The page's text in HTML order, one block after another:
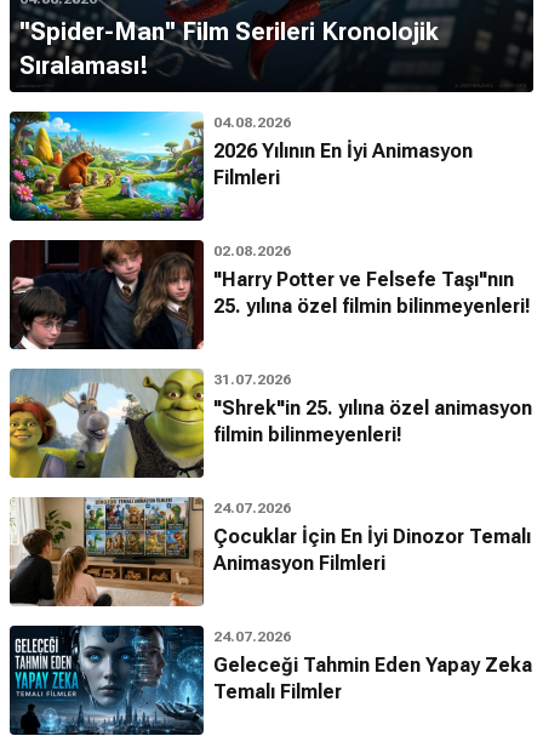
''Spider-Man'' Film Serileri Kronolojik
Sıralaması!
04.08.2026
2026 Yılının En İyi Animasyon
Filmleri
02.08.2026
"Harry Potter ve Felsefe Taşı"nın
25. yılına özel filmin bilinmeyenleri!
31.07.2026
"Shrek"in 25. yılına özel animasyon
filmin bilinmeyenleri!
24.07.2026
Çocuklar İçin En İyi Dinozor Temalı
Animasyon Filmleri
24.07.2026
Geleceği Tahmin Eden Yapay Zeka
Temalı Filmler